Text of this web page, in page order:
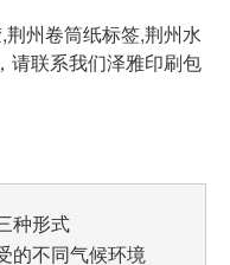
州卷筒纸标签,荆州水
请联系我们泽雅印刷包
种形式
的不同气候环境